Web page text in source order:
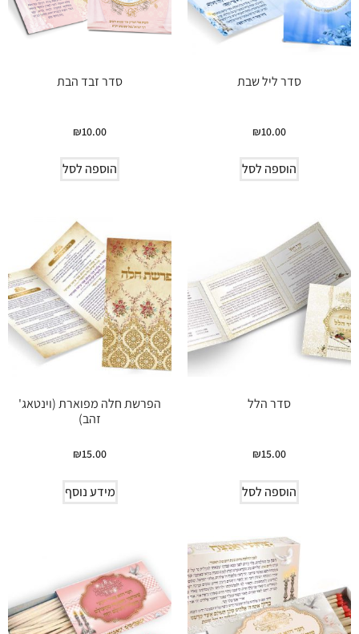
סדר ליל שבת
₪10.00
הוספה לסל
סדר זבד הבת
₪10.00
הוספה לסל
סדר הלל
₪15.00
הוספה לסל
הפרשת חלה מפוארת (וינטאג'
זהב)
₪15.00
מידע נוסף